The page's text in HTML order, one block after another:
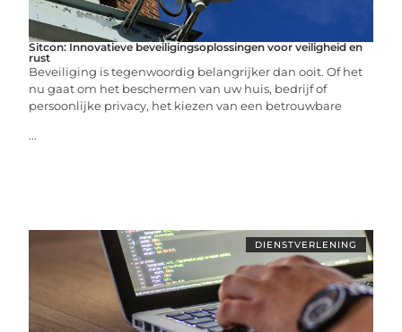
Sitcon: Innovatieve beveiligingsoplossingen voor veiligheid en
rust
Beveiliging is tegenwoordig belangrijker dan ooit. Of het
nu gaat om het beschermen van uw huis, bedrijf of
persoonlijke privacy, het kiezen van een betrouwbare
...
DIENSTVERLENING